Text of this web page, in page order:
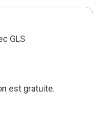
GLS
est gratuite.